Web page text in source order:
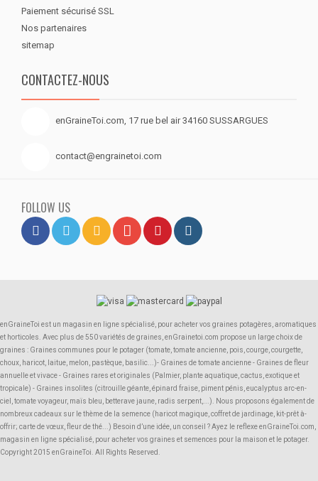
Paiement sécurisé SSL
Nos partenaires
sitemap
CONTACTEZ-NOUS
enGraineToi.com, 17 rue bel air 34160 SUSSARGUES
contact@engrainetoi.com
FOLLOW US
enGraineToi est un magasin en ligne spécialisé, pour acheter vos graines potagères, aromatiques
et horticoles. Avec plus de 550 variétés de graines, enGrainetoi.com propose un large choix de
graines : Graines communes pour le potager (tomate, tomate ancienne, pois, courge, courgette,
choux, haricot, laitue, melon, pastèque, basilic...)- Graines de tomate ancienne - Graines de fleur
annuelle et vivace - Graines rares et originales (Palmier, plante aquatique, cactus, exotique et
tropicale) - Graines insolites (citrouille géante, épinard fraise, piment pénis, eucalyptus arc-en-
ciel, tomate voyageur, maïs bleu, betterave jaune, radis serpent,...). Nous proposons également de
nombreux cadeaux sur le thème de la semence (haricot magique, coffret de jardinage, kit-prêt à-
offrir; carte de vœux, fleur de thé...) Besoin d’une idée, un conseil ? Ayez le reflexe enGraineToi.com,
magasin en ligne spécialisé, pour acheter vos graines et semences pour la maison et le potager.
Copyright 2015 enGraineToi. All Rights Reserved.